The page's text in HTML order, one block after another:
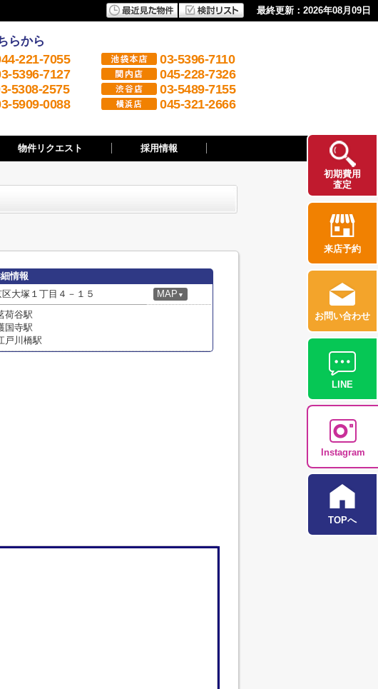
最終更新：2026年08月09日
らから
221-7055
5396-7127
5308-2575
5909-0088
03-5396-7110
045-228-7326
03-5489-7155
045-321-2666
物件リクエスト 採用情報
情報
大塚１丁目４－１５ MAP ▼
荷谷駅
国寺駅
戸川橋駅
初期費用
査定
来店予約
お問い合わせ
LINE
Instagram
TOPへ